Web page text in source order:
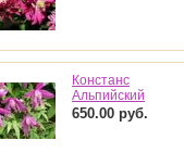
Констанс
Альпийский
650.00 руб.